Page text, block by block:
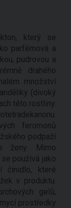
který se
parfémová a
pudrovou a
drahého
množství
(divoký
této rostliny.
feromonů
podpaží
ženy. Mimo
používá jako
činidlo, které
v produktu.
gelů,
prostředky